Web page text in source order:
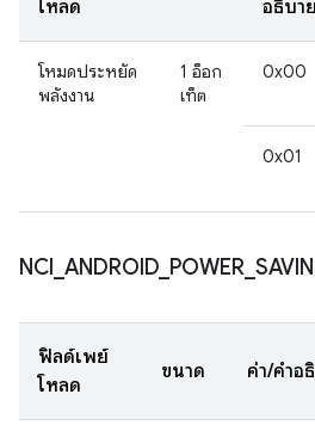
โหลด อธิบาย
โหมดประหยัด
พลังงาน
1 อ็อก
เท็ต
0x00
0x01
NCI ANDROID POWER
ฟิลด์เพย์
โหลด
ขนาด ค่า/คำอ